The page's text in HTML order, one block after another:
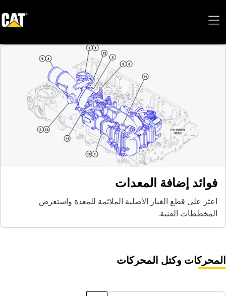
فوائد إضافة المعدات
اعثر على قطع الغيار الأصلية الملائمة للمعدة واستعرض
المخططات الفنية.
المحركات وكتل المحركات